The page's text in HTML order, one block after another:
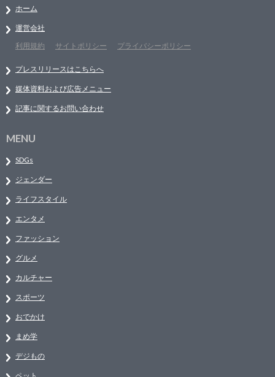
ホーム
運営会社
利用規約
サイトポリシー プライバシーポリシー
プレスリリースはこちらへ
媒体資料および広告メニュー
記事に関するお問い合わせ
MENU
SDGs
ジェンダー
ライフスタイル
エンタメ
ファッション
グルメ
カルチャー
スポーツ
おでかけ
まめ学
デジもの